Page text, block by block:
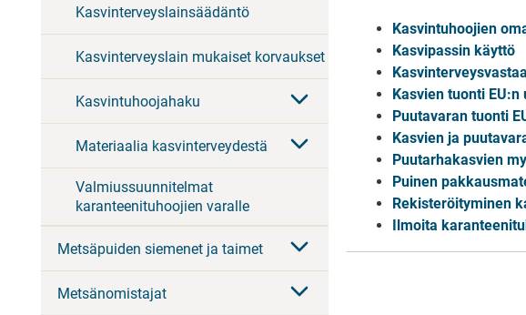
Kasvinterveyslainsäädäntö
Kasvinterveyslain mukaiset korvaukset
Kasvintuhoojahaku
Materiaalia kasvinterveydestä
Valmiussuunnitelmat
karanteenituhoojien varalle
Metsäpuiden siemenet ja taimet
Metsänomistajat
Kasvintuhoojien
Kasvipassin käyttö
Kasvien tuonti EU:n
Puutavaran tuonti
Kasvien ja
Puutarhakasvien
Puinen
Rekisteröityminen
Ilmoita